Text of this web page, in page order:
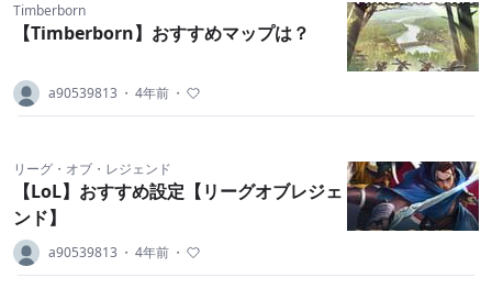
Timberborn
【Timberborn】おすすめマップは？
a90539813 ・ 4年前 ・
リーグ・オブ・レジェンド
【LoL】おすすめ設定【リーグオブレジェ
ンド】
a90539813 ・ 4年前 ・